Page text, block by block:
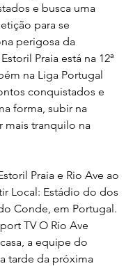
e busca uma
para se
perigosa da
Praia está na 12ª
na Liga Portugal
conquistados e
forma, subir na
mais tranquilo na
Praia e Rio Ave ao
Local: Estádio do dos
Conde, em Portugal.
TV O Rio Ave
a equipe do
tarde da próxima